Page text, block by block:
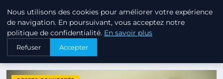
Annuaire3 Annuaire3d -
ANNUAIRE3 ANNUAIRE3D
DERNIERS ARTICLES
Nous utilisons des cookies pour améliorer votre expérience
de navigation. En poursuivant, vous acceptez notre
politique de confidentialité. En savoir plus
Refuser Accepter